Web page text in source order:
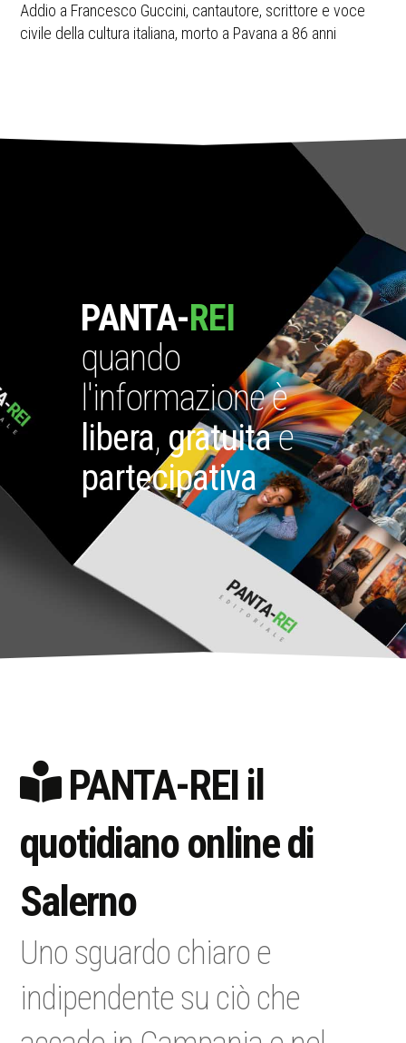
A 45 anni dall’attentato del 2 agosto 1980, Bologna ricorda
le vittime e il valore civile della memoria
PANTA-REI
quando
l'informazione è
libera, gratuitae
partecipativa
PANTA-REI il
quotidiano online di
Salerno
Uno sguardo chiaro e
indipendente su ciò che